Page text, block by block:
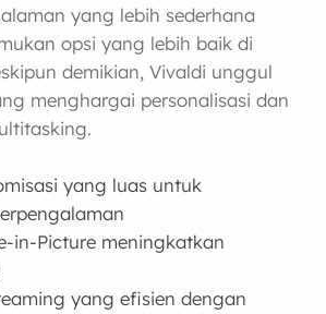
yang lebih sederhana
opsi yang lebih baik di
demikian, Vivaldi unggul
menghargai personalisasi dan
yang luas untuk
in-Picture meningkatkan
yang efisien dengan